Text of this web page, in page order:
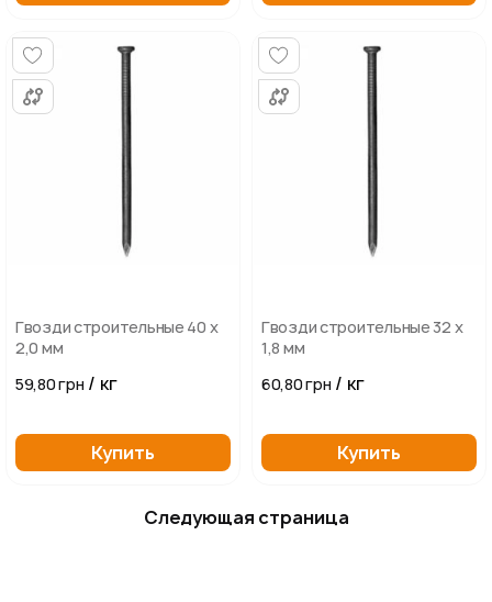
Гвозди строительные 40 х
2,0 мм
59,80 грн / кг
Купить
Гвозди строительные 32 х
1,8 мм
60,80 грн / кг
Купить
Следующая страница